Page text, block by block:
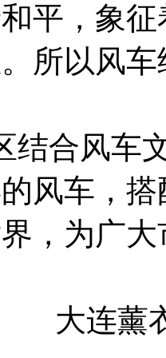
平，象
所以风
结合风车
风车，
，为广
大连薰